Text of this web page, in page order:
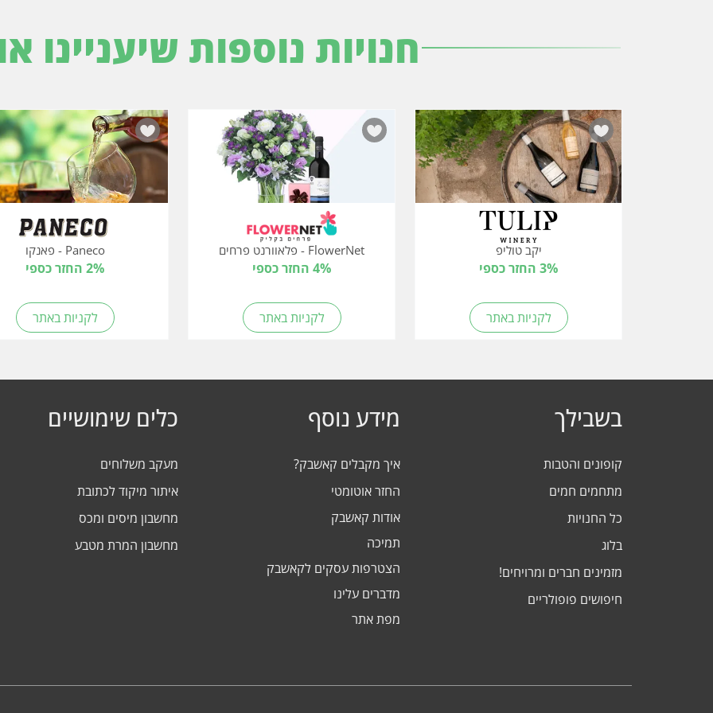
חנויות נוספות שיעניינו
יקב טוליפ
3% החזר כספי
לקניות באתר
FlowerNet - פלאוורנט פרחים
4% החזר כספי
לקניות באתר
Paneco - פאנקו
2% החזר כספי
לקניות באתר
בשבילך
קופונים והטבות
מתחמים חמים
כל החנויות
בלוג
מזמינים חברים ומרויחים!
חיפושים פופולריים
מידע נוסף
איך מקבלים קאשבק?
החזר אוטומטי
אודות קאשבק
תמיכה
הצטרפות עסקים לקאשבק
מדברים עלינו
מפת אתר
כלים שימושיים
מעקב משלוחים
איתור מיקוד לכתובת
מחשבון מיסים ומכס
מחשבון המרת מטבע